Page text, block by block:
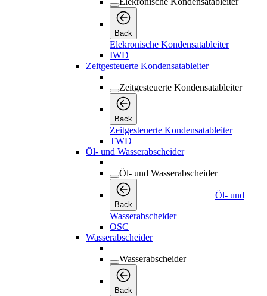
Back
Elekronische Kondensatableiter
IWD
Zeitgesteuerte Kondensatableiter
Zeitgesteuerte Kondensatableiter
Back
Zeitgesteuerte Kondensatableiter
TWD
Öl- und Wasserabscheider
Öl- und Wasserabscheider
Back
Öl- und
Wasserabscheider
OSC
Wasserabscheider
Wasserabscheider
Back